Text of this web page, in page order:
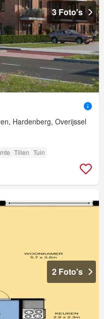
3 Foto's
Hardenberg, Overijssel
Tillen Tuin
2 Foto's